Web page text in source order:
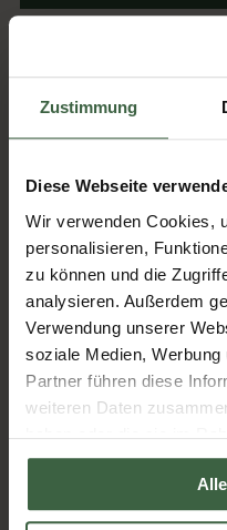
Zustimmung
Diese Webseite
Wir verwenden Cookies,
personalisieren,
zu können und die
analysieren. Außerdem
Verwendung unserer
soziale Medien,
Partner führen diese
weiteren Daten
haben oder die sie im
gesammelt haben.
Über den Autor
Jahren Hotelier, studierte
das Mostviertel dafür umso
mehr. Er ist verheiratet
Kindern. Er versucht
liest gerne, in Englisch.
Alle Artikel von Johannes
Beliebte Artikel